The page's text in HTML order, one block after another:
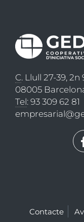
C. Llull 27-39, 2n
08005
Tel: 93 309 62 81
Contacte